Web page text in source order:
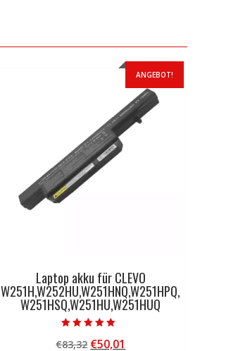
ANGEBOT!
Laptop akku für CLEVO
W251H,W252HU,W251HNQ,W251HPQ,
W251HSQ,W251HU,W251HUQ
5.00
€83,32 Ursprünglicher
€50,01